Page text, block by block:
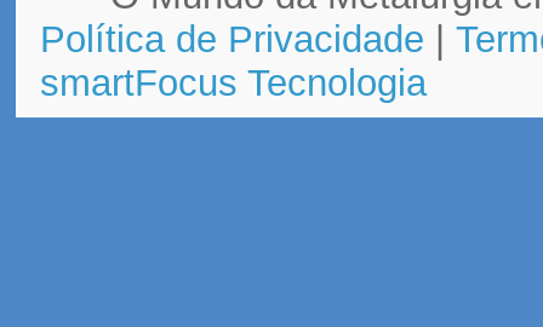
Política de Privacidade |
smartFocus Tecnologia